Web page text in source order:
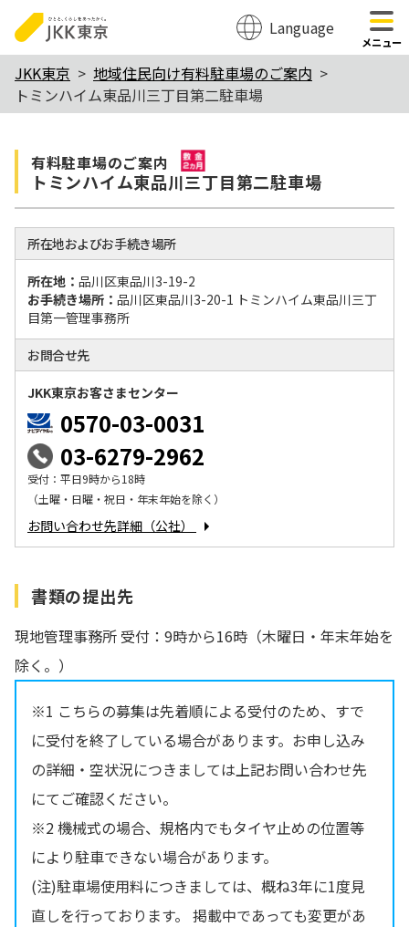
のページの本文へ移動
Language
メニュー
JKK東京
地域住民向け有料駐車場のご案内
トミンハイム東品川三丁目第二駐車場
有料駐⾞場のご案内 敷金2か月
トミンハイム東品川三丁目第二駐車場
所在地およびお手続き場所
所在地： 品川区東品川3-19-2
お手続き場所： 品川区東品川3-20-1 トミンハイム東品川三丁
目第一管理事務所
お問合せ先
JKK東京お客さまセンター
0570-03-0031
03-6279-2962
受付：平日9時から18時
（土曜・日曜・祝日・年末年始を除く）
お問い合わせ先詳細（公社）
書類の提出先
現地管理事務所 受付：9時から16時（木曜日・年末年始を
除く。）
※1 こちらの募集は先着順による受付のため、すで
に受付を終了している場合があります。お申し込み
の詳細・空状況につきましては上記お問い合わせ先
にてご確認ください。
※2 機械式の場合、規格内でもタイヤ止めの位置等
により駐車できない場合があります。
(注)駐車場使用料につきましては、概ね3年に1度見
直しを行っております。 掲載中であっても変更があ